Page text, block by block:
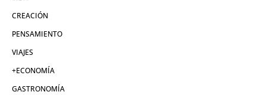
CREACIÓN
PENSAMIENTO
VIAJES
+ECONOMÍA
GASTRONOMÍA